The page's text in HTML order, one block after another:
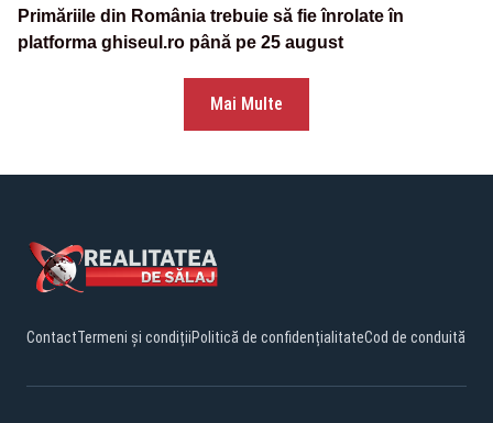
Primăriile din România trebuie să fie înrolate în
platforma ghiseul.ro până pe 25 august
Mai Multe
ContactTermeni și condițiiPolitică de confidențialitateCod de conduită